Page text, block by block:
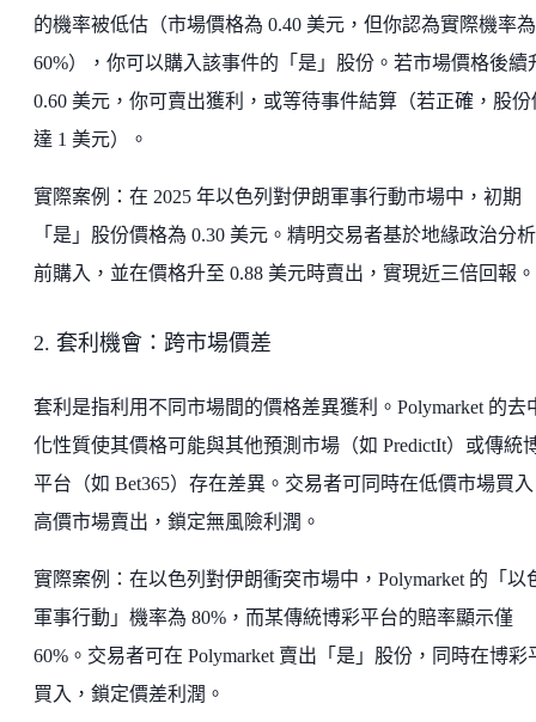
的機率被低估（市場價格為 0.40 美元，但你認為實際機率為
60%），你可以購入該事件的「是」股份。若市場價格後續
0.60 美元，你可賣出獲利，或等待事件結算（若正確，股份
達 1 美元）。
實際案例：在 2025 年以色列對伊朗軍事行動市場中，初期
「是」股份價格為 0.30 美元。精明交易者基於地緣政治分
前購入，並在價格升至 0.88 美元時賣出，實現近三倍回報。
2. 套利機會：跨市場價差
套利是指利用不同市場間的價格差異獲利。Polymarket 的去
化性質使其價格可能與其他預測市場（如 PredictIt）或傳統
平台（如 Bet365）存在差異。交易者可同時在低價市場買
高價市場賣出，鎖定無風險利潤。
實際案例：在以色列對伊朗衝突市場中，Polymarket 的「以
軍事行動」機率為 80%，而某傳統博彩平台的賠率顯示僅
60%。交易者可在 Polymarket 賣出「是」股份，同時在博彩
買入，鎖定價差利潤。